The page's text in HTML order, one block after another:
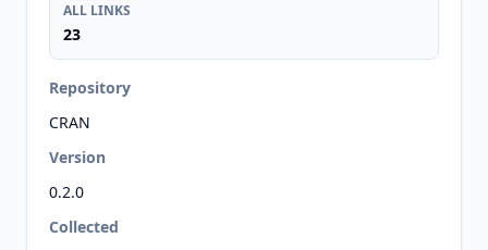
ALL LINKS
23
Repository
CRAN
Version
0.2.0
Collected